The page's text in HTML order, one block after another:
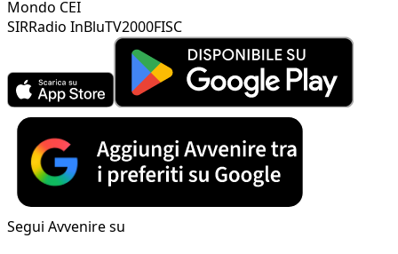
Mondo CEI
SIRRadio InBluTV2000FISC
Segui Avvenire su